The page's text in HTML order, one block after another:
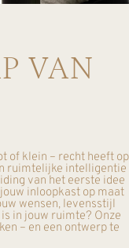
VAN
of klein – recht heeft op
ruimtelijke intelligentie
van het eerste idee
inloopkast op maat
wensen, levensstijl
in jouw ruimte? Onze
– en een ontwerp te